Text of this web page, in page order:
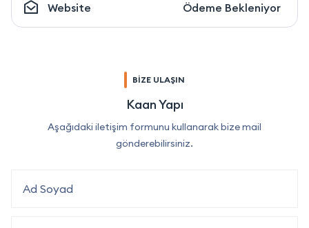
Website Ödeme Bekleniyor
BİZE ULAŞIN
Kaan Yapı
Aşağıdaki iletişim formunu kullanarak bize mail
gönderebilirsiniz.